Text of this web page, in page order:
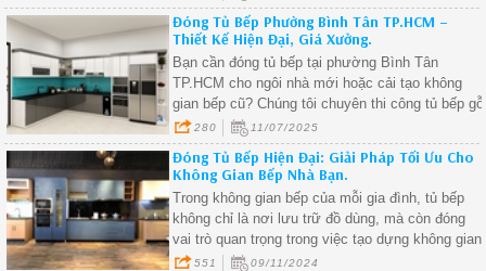
bếp đã có sẵn tại xưởng mộc
Đóng Tủ Bếp Phường Bình Tân TP.HCM –
Thiết Kế Hiện Đại, Giá Xưởng.
Bạn cần đóng tủ bếp tại phường Bình Tân
TP.HCM cho ngôi nhà mới hoặc cải tạo không
gian bếp cũ? Chúng tôi chuyên thi công tủ bếp gỗ
công nghiệp tại khu vực Bình Tân, thiết kế đẹp –
bền – chuẩn công năng – phù hợp với từng diện
tích.
280 11/07/2025
Đóng Tủ Bếp Hiện Đại: Giải Pháp Tối Ưu Cho
Không Gian Bếp Nhà Bạn.
Trong không gian bếp của mỗi gia đình, tủ bếp
không chỉ là nơi lưu trữ đồ dùng, mà còn đóng
vai trò quan trọng trong việc tạo dựng không gian
bếp gọn gàng, tiện nghi và thẩm mỹ. Trong
551 09/11/2024